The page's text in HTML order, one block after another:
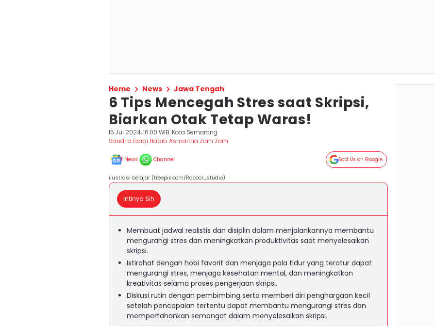
Home News Jawa Tengah
6 Tips Mencegah Stres saat Skripsi,
Biarkan Otak Tetap Waras!
15 Jul 2024, 16:00 WIB Kota Semarang
Sandria Barqi Habib Asmartha Zam Zam
News Channel Add Us on Google
ilustrasi belajar (freepik.com/Racool_studio)
Intinya Sih
Membuat jadwal realistis dan disiplin dalam menjalankannya membantu
mengurangi stres dan meningkatkan produktivitas saat menyelesaikan
skripsi.
Istirahat dengan hobi favorit dan menjaga pola tidur yang teratur dapat
mengurangi stres, menjaga kesehatan mental, dan meningkatkan
kreativitas selama proses pengerjaan skripsi.
Diskusi rutin dengan pembimbing serta memberi diri penghargaan kecil
setelah pencapaian tertentu dapat membantu mengurangi stres dan
mempertahankan semangat dalam menyelesaikan skripsi.